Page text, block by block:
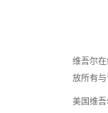
维吾尔
放所有
美国维